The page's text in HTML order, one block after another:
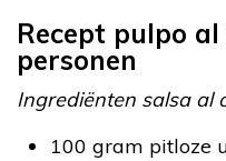
Recept pulpo
personen
Ingrediënten salsa al
100 gram pitloze